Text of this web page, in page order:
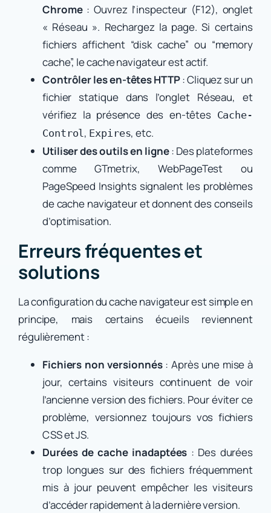
Chrome: Ouvrez l’inspecteur (F12), onglet
« Réseau ». Rechargez la page. Si certains
fichiers affichent “disk cache” ou “memory
cache”, le cache navigateur est actif.
Contrôler les en-têtes HTTP: Cliquez sur un
fichier statique dans l’onglet Réseau, et
vérifiez la présence des en-têtes Cache-
Control, Expires, etc.
Utiliser des outils en ligne: Des plateformes
comme GTmetrix, WebPageTest ou
PageSpeed Insights signalent les problèmes
de cache navigateur et donnent des conseils
d’optimisation.
Erreurs fréquentes et
solutions
La configuration du cache navigateur est simple en
principe, mais certains écueils reviennent
régulièrement :
Fichiers non versionnés: Après une mise à
jour, certains visiteurs continuent de voir
l’ancienne version des fichiers. Pour éviter ce
problème, versionnez toujours vos fichiers
CSS et JS.
Durées de cache inadaptées : Des durées
trop longues sur des fichiers fréquemment
mis à jour peuvent empêcher les visiteurs
d’accéder rapidement à la dernière version.